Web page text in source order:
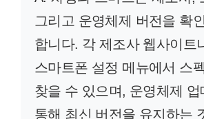
그리고 운영체제 버전을 확
합니다. 각 제조사 웹사이트
스마트폰 설정 메뉴에서 스
찾을 수 있으며, 운영체제 업
통해 최신 버전을 유지하는